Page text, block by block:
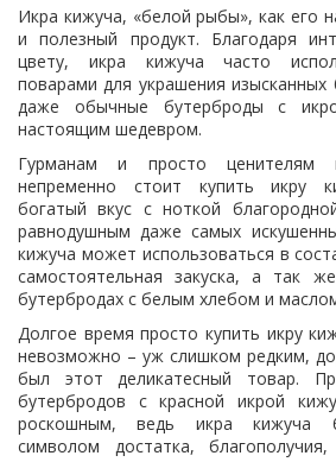
Икра кижуча, «белой рыбы», как его
и полезный продукт. Благодаря
цвету, икра кижуча часто
поварами для украшения
даже обычные бутерброды с
настоящим шедевром.
Гурманам и просто ценителям
непременно стоит купить икру
богатый вкус с ноткой
равнодушным даже самых
кижуча может использоваться в
самостоятельная закуска, а так
бутербродах с белым хлебом и
Долгое время просто купить икру
невозможно – уж слишком редким,
был этот деликатесный товар.
бутербродов с красной икрой
роскошным, ведь икра кижуча
символом достатка,